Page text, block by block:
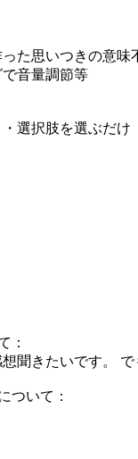
た思いつきの意
音量調節等
選択肢を選ぶだけ
：
聞きたいです。
ついて：